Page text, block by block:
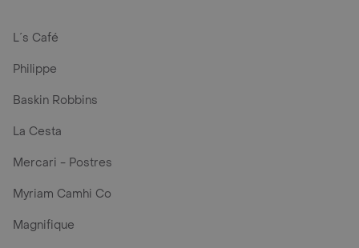
L´s Café
Philippe
Baskin Robbins
La Cesta
Mercari - Postres
Myriam Camhi Co
Magnifique